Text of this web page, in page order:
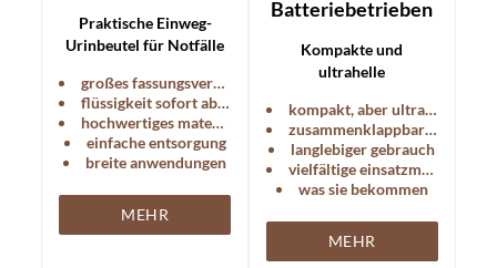
Praktische Einweg-
Urinbeutel für Notfälle
Fassungsvermögen und
auslaufsicherem Design.
großes fassungsvermögen
flüssigkeit sofort absorbieren
hochwertiges material
einfache entsorgung
breite anwendungen
MEHR
Batteriebetrieben
Kompakte und
ultrahelle
Outdoor-Aktivitäten
und Notfälle.
kompakt, aber ultrahell
zusammenklappbares design
langlebiger gebrauch
vielfältige einsatzmöglichkeiten
was sie bekommen
MEHR